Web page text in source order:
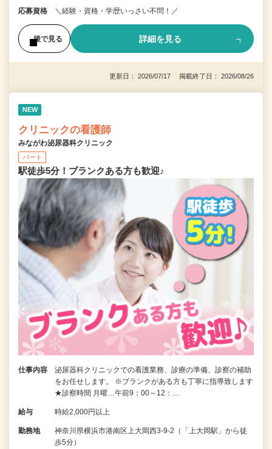
応募資格 ＼経験・資格・学歴いっさい不問！／
後で見る 詳細を見る
更新日： 2026/07/17 掲載終了日： 2026/08/26
NEW
クリニックの看護師
みながわ泌尿器科クリニック
パート
駅徒歩5分！ブランクある方も歓迎♪
仕事内容
泌尿器科クリニックでの看護業務、診療の準備、診察の補助
をお任せします。 ※ブランクがある方も丁寧に指導致します
★診察時間 月曜…午前9：00～12：…
給与 時給2,000円以上
勤務地
神奈川県横浜市港南区上大岡西3-9-2（「上大岡駅」から徒
歩5分）